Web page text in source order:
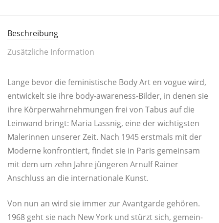
Beschreibung
Zusätzliche Information
Lan­ge bevor die femi­nis­ti­sche Body Art en vogue wird,
ent­wi­ckelt sie ihre body-awa­reness-Bil­der, in denen sie
ihre Kör­per­wahr­neh­mun­gen frei von Tabus auf die
Lein­wand bringt: Maria Lass­nig, eine der wich­tigs­ten
Male­rin­nen unse­rer Zeit. Nach 1945 erst­mals mit der
Moder­ne kon­fron­tiert, fin­det sie in Paris gemein­sam
mit dem um zehn Jah­re jün­ge­ren Arnulf Rai­ner
Anschluss an die inter­na­tio­na­le Kunst.
Von nun an wird sie immer zur Avant­gar­de gehö­ren.
1968 geht sie nach New York und stürzt sich, gemein­